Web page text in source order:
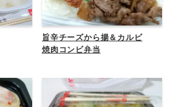
旨辛チーズから揚＆カルビ
焼肉コンビ弁当